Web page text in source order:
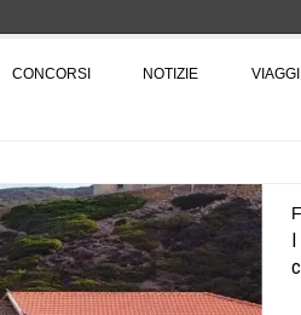
CONCORSI NOTIZIE VIAGGI
I
Museo MAGMA per la realizzazione di